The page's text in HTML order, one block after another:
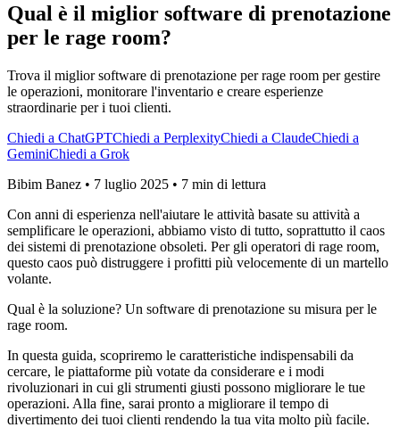
Qual è il miglior software di prenotazione
per le rage room?
Trova il miglior software di prenotazione per rage room per gestire
le operazioni, monitorare l'inventario e creare esperienze
straordinarie per i tuoi clienti.
Chiedi a ChatGPTChiedi a PerplexityChiedi a ClaudeChiedi a
GeminiChiedi a Grok
Bibim Banez • 7 luglio 2025 • 7 min di lettura
Con anni di esperienza nell'aiutare le attività basate su attività a
semplificare le operazioni, abbiamo visto di tutto, soprattutto il caos
dei sistemi di prenotazione obsoleti. Per gli operatori di rage room,
questo caos può distruggere i profitti più velocemente di un martello
volante.
Qual è la soluzione? Un software di prenotazione su misura per le
rage room.
In questa guida, scopriremo le caratteristiche indispensabili da
cercare, le piattaforme più votate da considerare e i modi
rivoluzionari in cui gli strumenti giusti possono migliorare le tue
operazioni. Alla fine, sarai pronto a migliorare il tempo di
divertimento dei tuoi clienti rendendo la tua vita molto più facile.